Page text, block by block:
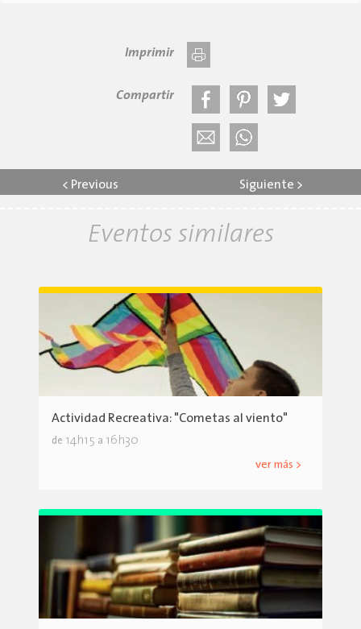
Imprimir
Compartir
< Previous Siguiente >
Eventos similares
Actividad Recreativa: "Cometas al viento"
de 14h15 a 16h30
ver más >